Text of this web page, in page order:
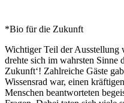
*Bio für die Zukunft
Wichtiger Teil der
drehte sich im wahrsten Sinne
Zukunft‘! Zahlreiche Gäste
Wissensrad war, einen
Menschen beantworteten